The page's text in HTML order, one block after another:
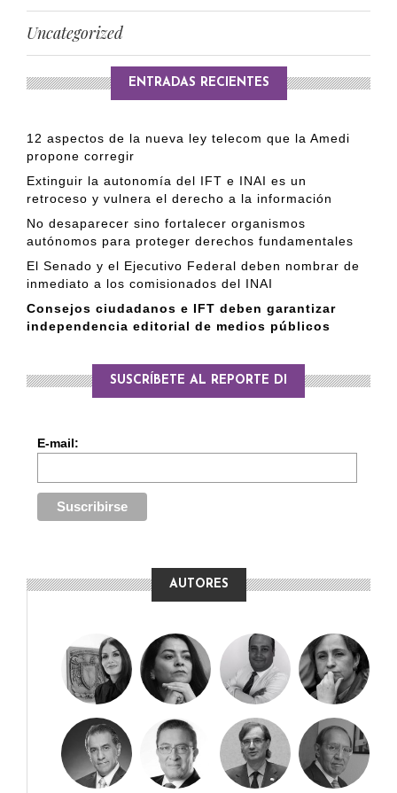
Uncategorized
ENTRADAS RECIENTES
12 aspectos de la nueva ley telecom que la Amedi
propone corregir
Extinguir la autonomía del IFT e INAI es un
retroceso y vulnera el derecho a la información
No desaparecer sino fortalecer organismos
autónomos para proteger derechos fundamentales
El Senado y el Ejecutivo Federal deben nombrar de
inmediato a los comisionados del INAI
Consejos ciudadanos e IFT deben garantizar
independencia editorial de medios públicos
SUSCRÍBETE AL REPORTE DI
E-mail:
AUTORES